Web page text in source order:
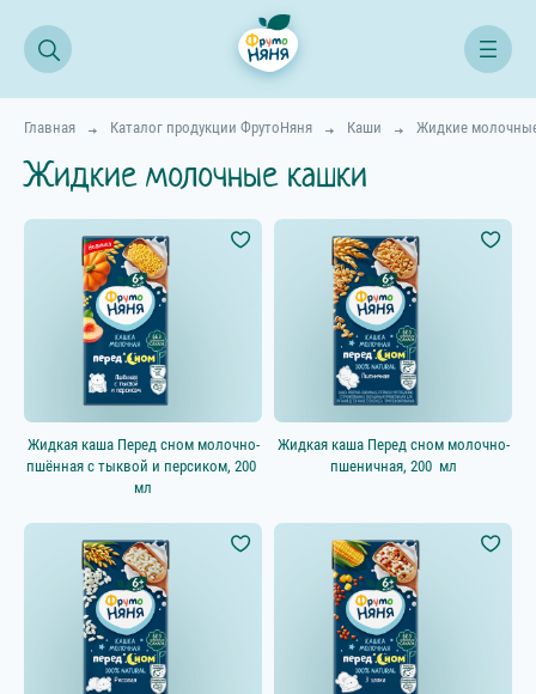
Главная Каталог продукции ФрутоНяня Каши Жидкие
Жидкие молочные кашки
Все продукты
Начинаем прикорм
Возраст ребёнка
4–5 мес.
6–8 мес.
9–11 мес.
18+ мес.
Категории
Овощные пюре
Выбрать всё
Фруктовые пюре Выбрать всё
Жидкая каша Перед сном молочно-
пшённая с тыквой и персиком, 200
мл
Жидкая каша Перед сном молочно-
пшеничная, 200 мл